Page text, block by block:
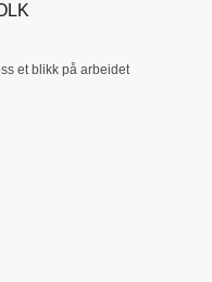
et blikk på arbeidet